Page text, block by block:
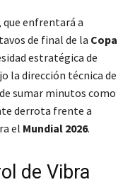
enfrentará a
de final de la Copa
estratégica de
la dirección técnica de
sumar minutos como
derrota frente a
el Mundial 2026.
de Vibra